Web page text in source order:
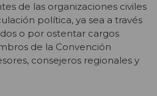
de las organizaciones civiles
política, ya sea a través
o por ostentar cargos
de la Convención
consejeros regionales y